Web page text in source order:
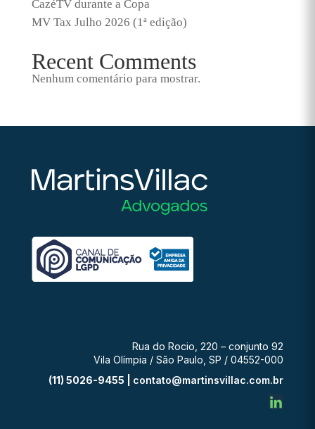
CazéTV durante a Copa
MV Tax Julho 2026 (1ª edição)
Recent Comments
Nenhum comentário para mostrar.
Rua do Rocio, 220 – conjunto 92
Vila Olímpia / São Paulo, SP / 04552-000
(11) 5026-9455 | contato@martinsvillac.com.br